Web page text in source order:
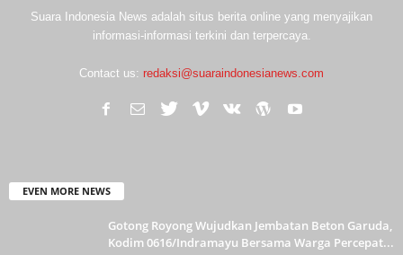
Suara Indonesia News adalah situs berita online yang menyajikan
informasi-informasi terkini dan terpercaya.
Contact us: redaksi@suaraindonesianews.com
EVEN MORE NEWS
Gotong Royong Wujudkan Jembatan Beton Garuda,
Kodim 0616/Indramayu Bersama Warga Percepat...